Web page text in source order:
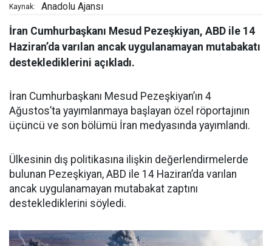
Kaynak: Anadolu Ajansı
İran Cumhurbaşkanı Mesud Pezeşkiyan, ABD ile 14
Haziran’da varılan ancak uygulanamayan mutabakatı
desteklediklerini açıkladı.
İran Cumhurbaşkanı Mesud Pezeşkiyan’ın 4
Ağustos’ta yayımlanmaya başlayan özel röportajının
üçüncü ve son bölümü İran medyasında yayımlandı.
Ülkesinin dış politikasına ilişkin değerlendirmelerde
bulunan Pezeşkiyan, ABD ile 14 Haziran’da varılan
ancak uygulanamayan mutabakat zaptını
desteklediklerini söyledi.